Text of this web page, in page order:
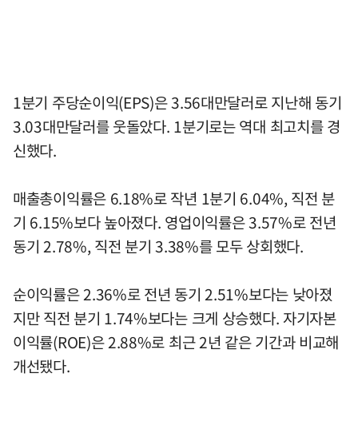
1분기 주당순이익(EPS)은 3.56대만달러로 지난해 동기
3.03대만달러를 웃돌았다. 1분기로는 역대 최고치를 경
신했다.
매출총이익률은 6.18%로 작년 1분기 6.04%, 직전 분
기 6.15%보다 높아졌다. 영업이익률은 3.57%로 전년
동기 2.78%, 직전 분기 3.38%를 모두 상회했다.
순이익률은 2.36%로 전년 동기 2.51%보다는 낮아졌
지만 직전 분기 1.74%보다는 크게 상승했다. 자기자본
이익률(ROE)은 2.88%로 최근 2년 같은 기간과 비교해
개선됐다.